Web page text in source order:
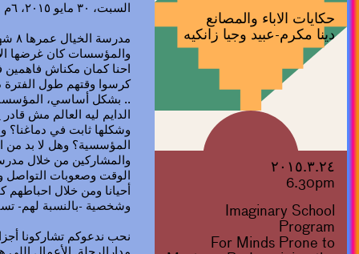
السبت، ٣٠ مايو ٢٠١٥، ٦م
والمؤسسات كان غرضها
كرسوا وقتهم طول الفترة
.. بشكل أساسي،
الدايم ليه العالم مش
وشكلها ثابت في
المؤسسية؟ وهل لا بد من
والمشاركين من خلال
الوقت وصعوبات التواصل
أحيانا ومن خلال احباطهم
وشخصية -بالنسبة لهم-
نحب ندعوكم تشاركونا
حكايات الاباء والمصانع
دينا مكرم-عبيد وجيا زانكيه
٢٠١٥.٣.٢٤
6.30pm
Imaginary School
Program
For Minds Prone to